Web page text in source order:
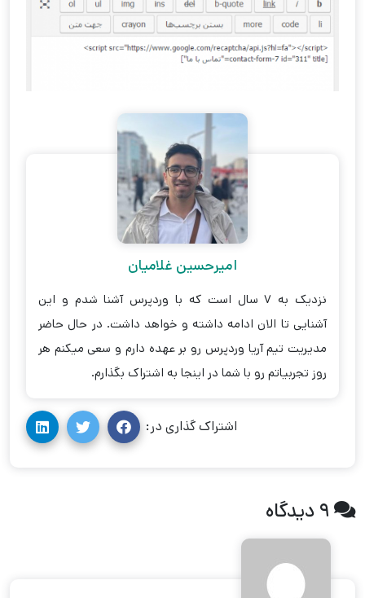
امیرحسین غلامیان
نزدیک به 7 سال است که با وردپرس آشنا شدم و این
آشنایی تا الان ادامه داشته و خواهد داشت. در حال حاضر
مدیریت تیم آریا وردپرس رو بر عهده دارم و سعی میکنم هر
روز تجربیاتم رو با شما در اینجا به اشتراک بگذارم.
اشتراک گذاری در: